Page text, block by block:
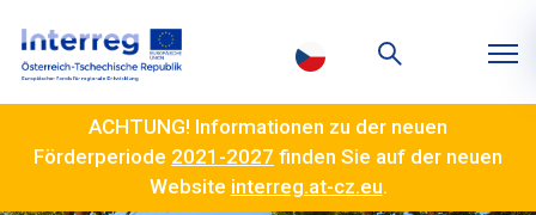
ACHTUNG! Informationen zu der neuen
Förderperiode 2021-2027 finden Sie auf der neuen
Website interreg.at-cz.eu.